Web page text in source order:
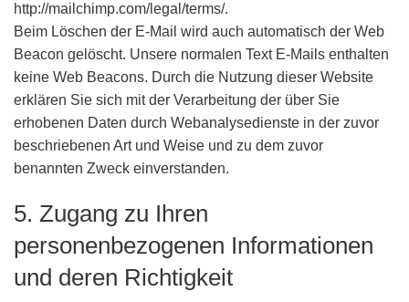
http://mailchimp.com/legal/terms/.
Beim Löschen der E-Mail wird auch automatisch der Web
Beacon gelöscht. Unsere normalen Text E-Mails enthalten
keine Web Beacons. Durch die Nutzung dieser Website
erklären Sie sich mit der Verarbeitung der über Sie
erhobenen Daten durch Webanalysedienste in der zuvor
beschriebenen Art und Weise und zu dem zuvor
benannten Zweck einverstanden.
5. Zugang zu Ihren
personenbezogenen Informationen
und deren Richtigkeit